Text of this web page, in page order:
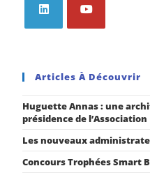
Articles À Découvrir
Huguette Annas : une
présidence de l’Association
Les nouveaux
Concours Trophées Smart